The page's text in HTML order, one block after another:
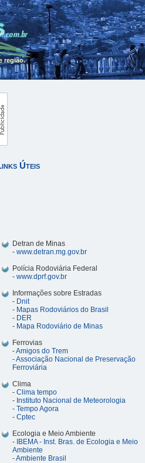
região.
Úteis
Detran de Minas
- www.detran.mg.gov.br
Polícia Rodoviária Federal
- www.dprf.gov.br
Informações sobre Estradas
- Dnit
- Mapas Rodoviários do Brasil
- DER
- Mapa Rodoviário de Minas
Ferrovias
-Amigos do Trem
-Associação Nacional de Preservação
Ferroviária
Clima
- Clima tempo
- Instituto Nacional de Meteorologia
- Tempo Agora
- Cptec
Ecologia e Meio Ambiente
- IBEMA - Inst. Bras. de Ecologia e Meio
Ambiente
-Ambiente Brasil